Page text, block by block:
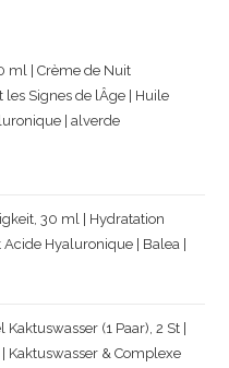
ml | Crème de Nuit
les Signes de lÂge | Huile
| alverde
30 ml | Hydratation
Acide Hyaluronique | Balea |
(1 Paar), 2 St |
Kaktuswasser & Complexe